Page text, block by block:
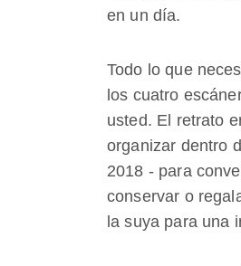
en un día.
Todo lo que
los cuatro
usted. El retrato
organizar dentro
2018 - para
conservar o
la suya para una